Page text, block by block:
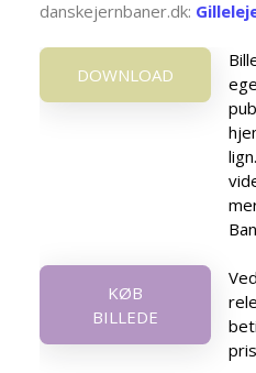
danskejernbaner.dk:
DOWNLOAD
KØB
BILLEDE